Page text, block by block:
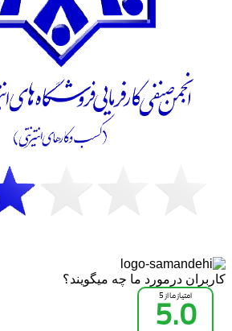
کاربران درمورد ما چه میگویند؟